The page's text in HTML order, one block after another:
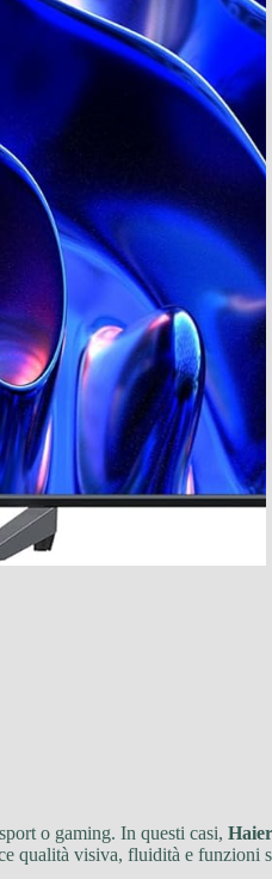
o gaming. In questi casi,
qualità visiva, fluidità e funzioni